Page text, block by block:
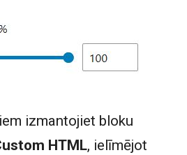
izmantojiet bloku
HTML, ielīmējot